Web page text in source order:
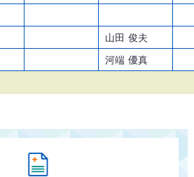
山田 俊夫
河端 優真